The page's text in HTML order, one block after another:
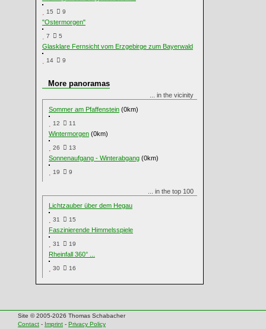
15 9
"Ostermorgen"
7 5
Glasklare Fernsicht vom Erzgebirge zum Bayerwald
14 9
More panoramas
... in the vicinity
Sommer am Pfaffenstein (0km)
12 11
Wintermorgen (0km)
26 13
Sonnenaufgang - Winterabgang (0km)
19 9
... in the top 100
Lichtzauber über dem Hegau
31 15
Faszinierende Himmelsspiele
31 19
Rheinfall 360° ...
30 16
Site © 2005-2026 Thomas Schabacher
Contact - Imprint - Privacy Policy